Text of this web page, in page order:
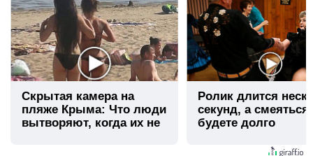
Скрытая камера на
пляже Крыма: Что люди
вытворяют, когда их не
Ролик длится
секунд, а
будете долго